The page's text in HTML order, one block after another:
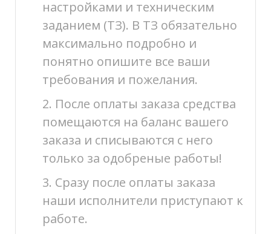
настройками и техническим
заданием (ТЗ). В ТЗ обязательно
максимально подробно и
понятно опишите все ваши
требования и пожелания.
2. После оплаты заказа средства
помещаются на баланс вашего
заказа и списываются с него
только за одобреные работы!
3. Сразу после оплаты заказа
наши исполнители приступают к
работе.